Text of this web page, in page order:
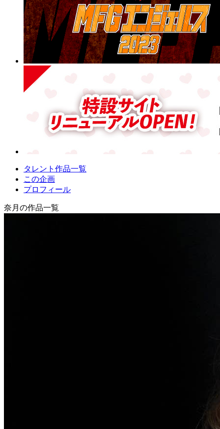
タレント作品一覧
この企画
プロフィール
奈月の作品一覧